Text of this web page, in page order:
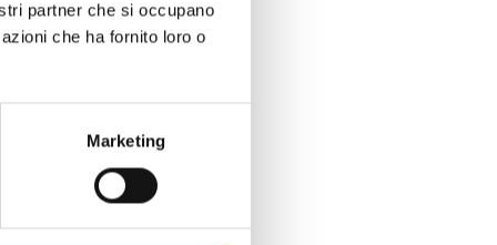
partner che si occupano
che ha fornito loro o
Marketing